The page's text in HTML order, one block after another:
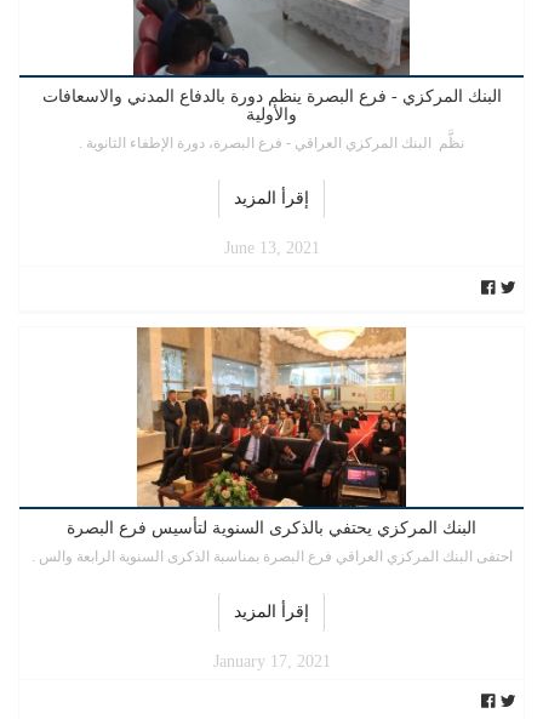
البنك المركزي - فرع البصرة ينظم دورة بالدفاع المدني والاسعافات
والأولية
نظَّم البنك المركزي العراقي - فرع البصرة، دورة الإطفاء الثانوية .
إقرأ المزيد
June 13, 2021
البنك المركزي يحتفي بالذكرى السنوية لتأسيس فرع البصرة
احتفى البنك المركزي العراقي فرع البصرة بمناسبة الذكرى السنوية الرابعة والس .
إقرأ المزيد
January 17, 2021